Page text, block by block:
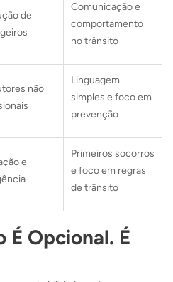
de
Comunicação e
comportamento
no trânsito
não
Linguagem
simples e foco em
prevenção
e
Primeiros socorros
e foco em regras
de trânsito
É Opcional. É